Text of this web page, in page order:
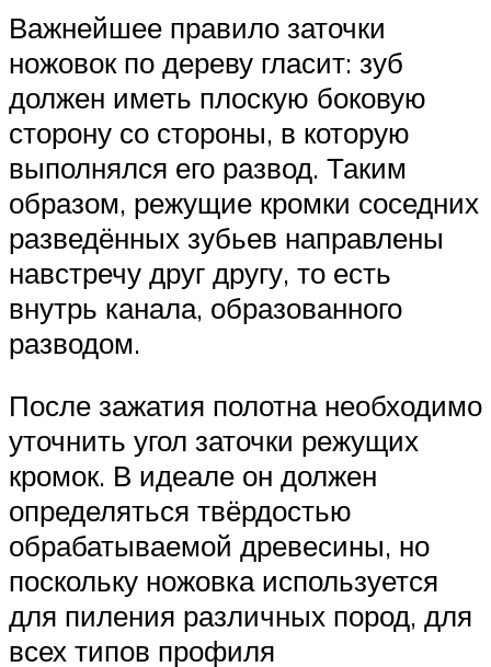
Важнейшее правило заточки
ножовок по дереву гласит: зуб
должен иметь плоскую боковую
сторону со стороны, в которую
выполнялся его развод. Таким
образом, режущие кромки соседних
разведённых зубьев направлены
навстречу друг другу, то есть
внутрь канала, образованного
разводом.
После зажатия полотна необходимо
уточнить угол заточки режущих
кромок. В идеале он должен
определяться твёрдостью
обрабатываемой древесины, но
поскольку ножовка используется
для пиления различных пород, для
всех типов профиля